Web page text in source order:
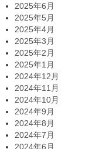
2025年6月
2025年5月
2025年4月
2025年3月
2025年2月
2025年1月
2024年12月
2024年11月
2024年10月
2024年9月
2024年8月
2024年7月
2024年6月